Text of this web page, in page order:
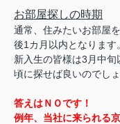
お部屋探しの時期
通常、住みたいお部屋
後1カ月以内となります。
新入生の皆様は3月中
頃に探せば良いのでし
答えはＮＯです！
例年、当社に来られる